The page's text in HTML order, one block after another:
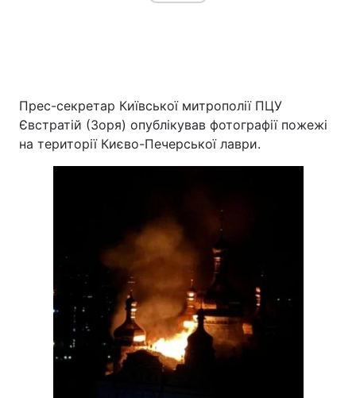
Прес-секретар Київської митрополії ПЦУ
Євстратій (Зоря) опублікував фотографії пожежі
на території Києво-Печерської лаври.